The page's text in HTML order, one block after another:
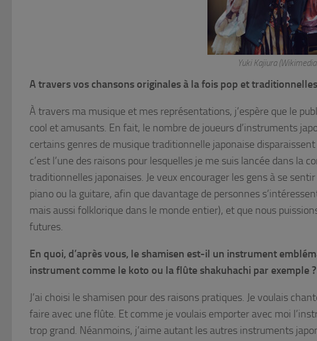
Yuki Kajiura
A travers vos chansons originales à la fois pop et
À travers ma musique et mes représentations, j’espère que le
cool et amusants. En fait, le nombre de joueurs d’instruments
certains genres de musique traditionnelle japonaise
c’est l’une des raisons pour lesquelles je me suis lancée dans la
traditionnelles japonaises. Je veux encourager les gens à se
piano ou la guitare, afin que davantage de personnes
mais aussi folklorique dans le monde entier), et que nous
futures.
En quoi, d’après vous, le shamisen est-il un instrument
instrument comme le koto ou la flûte shakuhachi par exemple ?
J’ai choisi le shamisen pour des raisons pratiques. Je voulais
faire avec une flûte. Et comme je voulais emporter avec moi
trop grand. Néanmoins, j’aime autant les autres instruments